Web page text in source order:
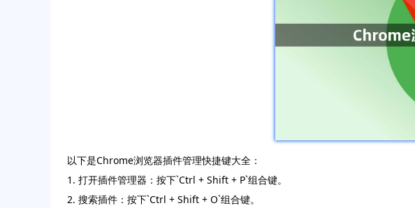
以下是Chrome浏览器插件管理快捷键大全：
1. 打开插件管理器：按下`Ctrl + Shift + P`组合键。
2. 搜索插件：按下`Ctrl + Shift + O`组合键。